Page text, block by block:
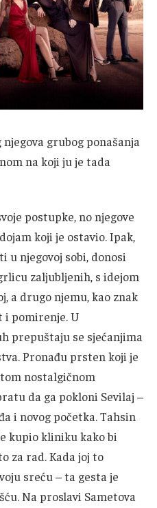
grubog ponašanja
na koji ju je tada
postupke, no njegove
koji je ostavio. Ipak,
u njegovoj sobi, donosi
zaljubljenih, s idejom
a drugo njemu, kao znak
i pomirenje. U
prepuštaju se sjećanjima
Pronađu prsten koji je
nostalgičnom
da ga pokloni Sevilaj –
i novog početka. Tahsin
kupio kliniku kako bi
za rad. Kada joj to
sreću – ta gesta je
Na proslavi Sametova